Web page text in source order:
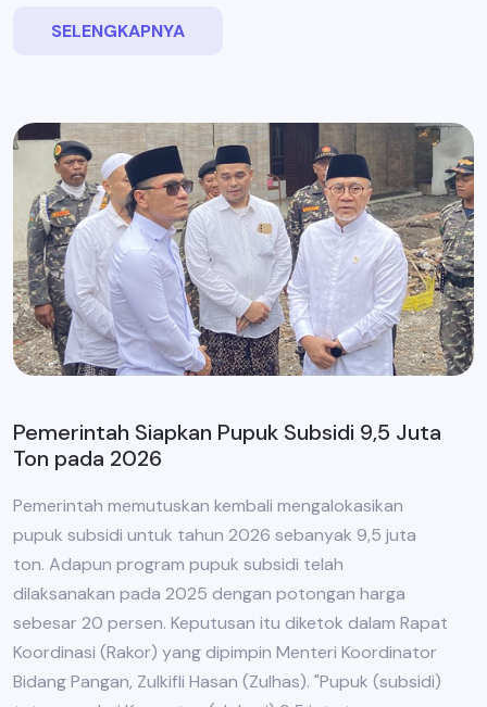
SELENGKAPNYA
Pemerintah Siapkan Pupuk Subsidi 9,5 Juta
Ton pada 2026
Pemerintah memutuskan kembali mengalokasikan
pupuk subsidi untuk tahun 2026 sebanyak 9,5 juta
ton. Adapun program pupuk subsidi telah
dilaksanakan pada 2025 dengan potongan harga
sebesar 20 persen. Keputusan itu diketok dalam Rapat
Koordinasi (Rakor) yang dipimpin Menteri Koordinator
Bidang Pangan, Zulkifli Hasan (Zulhas). "Pupuk (subsidi)